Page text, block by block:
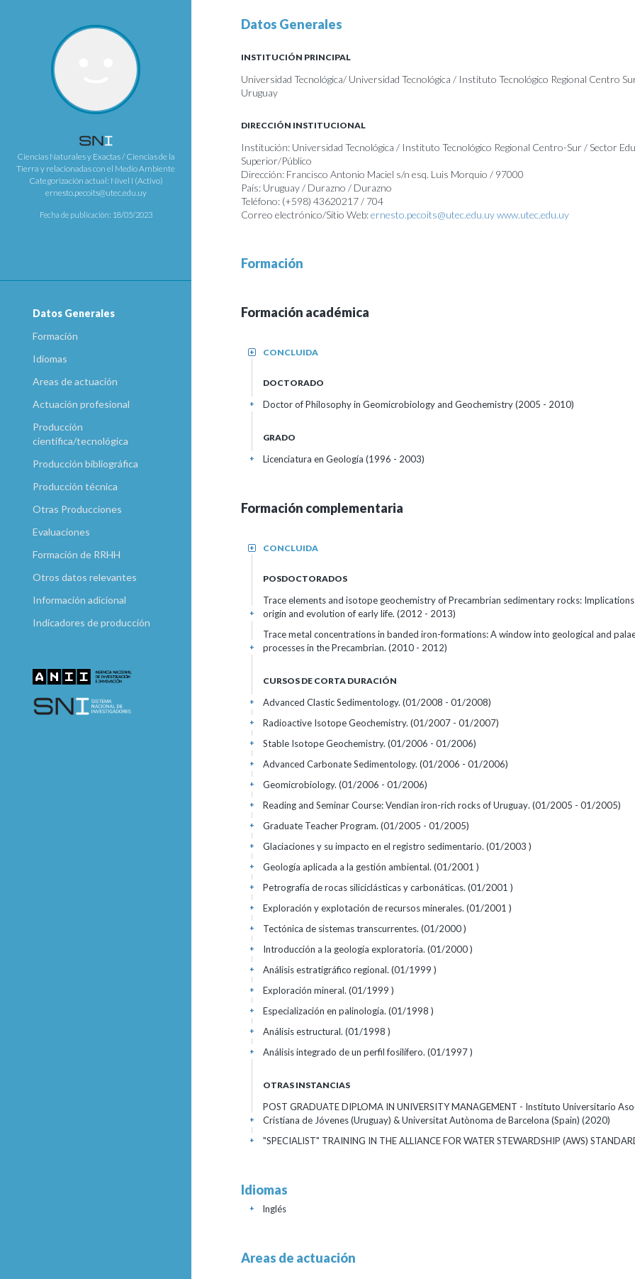
Ciencias Naturales y Exactas / Ciencias de la
Tierra y relacionadas con el Medio Ambiente
Categorización actual: Nivel I (Activo)
ernesto.pecoits@utec.edu.uy
Fecha de publicación: 18/05/2023
Datos Generales
Formación
Idiomas
Areas de actuación
Actuación profesional
Producción
científica/tecnológica
Producción bibliográfica
Producción técnica
Otras Producciones
Evaluaciones
Formación de RRHH
Otros datos relevantes
Información adicional
Indicadores de producción
Datos Generales
INSTITUCIÓN PRINCIPAL
Universidad Tecnológica/ Universidad Tecnológica / Instituto Tecnológico Regional Centro
Uruguay
DIRECCIÓN INSTITUCIONAL
Institución: Universidad Tecnológica / Instituto Tecnológico Regional Centro-Sur / Sector
Superior/Público
Dirección: Francisco Antonio Maciel s/n esq. Luis Morquio / 97000
País: Uruguay / Durazno / Durazno
Teléfono: (+598) 43620217 / 704
Correo electrónico/Sitio Web:ernesto.pecoits@utec.edu.uywww.utec.edu.uy
Formación
Formación académica
CONCLUIDA
+
DOCTORADO
Doctor of Philosophy in Geomicrobiology and Geochemistry (2005 - 2010)
+
GRADO
Licenciatura en Geología (1996 - 2003)
+
Formación complementaria
CONCLUIDA
+
POSDOCTORADOS
Trace elements and isotope geochemistry of Precambrian sedimentary rocks:
origin and evolution of early life. (2012 - 2013)
+
Trace metal concentrations in banded iron-formations: A window into geological and
processes in the Precambrian. (2010 - 2012)
+
CURSOS DE CORTA DURACIÓN
Advanced Clastic Sedimentology. (01/2008 - 01/2008)
+
Radioactive Isotope Geochemistry. (01/2007 - 01/2007)
+
Stable Isotope Geochemistry. (01/2006 - 01/2006)
+
Advanced Carbonate Sedimentology. (01/2006 - 01/2006)
+
Geomicrobiology. (01/2006 - 01/2006)
+
Reading and Seminar Course: Vendian iron-rich rocks of Uruguay. (01/2005 - 01/2005)
+
Graduate Teacher Program. (01/2005 - 01/2005)
+
Glaciaciones y su impacto en el registro sedimentario. (01/2003 )
+
Geología aplicada a la gestión ambiental. (01/2001 )
+
Petrografía de rocas siliciclásticas y carbonáticas. (01/2001 )
+
Exploración y explotación de recursos minerales. (01/2001 )
+
Tectónica de sistemas transcurrentes. (01/2000 )
+
Introducción a la geología exploratoria. (01/2000 )
+
Análisis estratigráfico regional. (01/1999 )
+
Exploración mineral. (01/1999 )
+
Especialización en palinología. (01/1998 )
+
Análisis estructural. (01/1998 )
+
Análisis integrado de un perfil fosilífero. (01/1997 )
+
OTRAS INSTANCIAS
POST GRADUATE DIPLOMA IN UNIVERSITY MANAGEMENT - Instituto Universitario
Cristiana de Jóvenes (Uruguay) & Universitat Autònoma de Barcelona (Spain) (2020)
+
"SPECIALIST" TRAINING IN THE ALLIANCE FOR WATER STEWARDSHIP (AWS)
+
Idiomas
Inglés
+
Areas de actuación